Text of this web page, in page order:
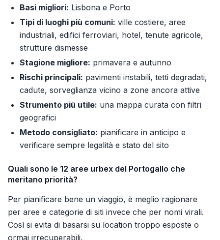
Basi migliori: Lisbona e Porto
Tipi di luoghi più comuni: ville costiere, aree
industriali, edifici ferroviari, hotel, tenute agricole,
strutture dismesse
Stagione migliore: primavera e autunno
Rischi principali: pavimenti instabili, tetti degradati,
cadute, sorveglianza vicino a zone ancora attive
Strumento più utile: una mappa curata con filtri
geografici
Metodo consigliato: pianificare in anticipo e
verificare sempre legalità e stato del sito
Quali sono le 12 aree urbex del Portogallo che
meritano priorità?
Per pianificare bene un viaggio, è meglio ragionare
per aree e categorie di siti invece che per nomi virali.
Così si evita di basarsi su location troppo esposte o
ormai irrecuperabili.